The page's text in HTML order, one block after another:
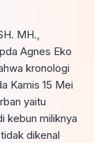
MH.,
Agnes Eko
kronologi
Kamis 15 Mei
yaitu
kebun miliknya
dikenal